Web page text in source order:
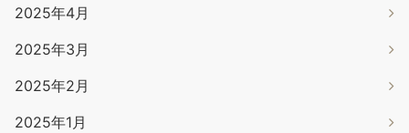
2025年4月
2025年3月
2025年2月
2025年1月